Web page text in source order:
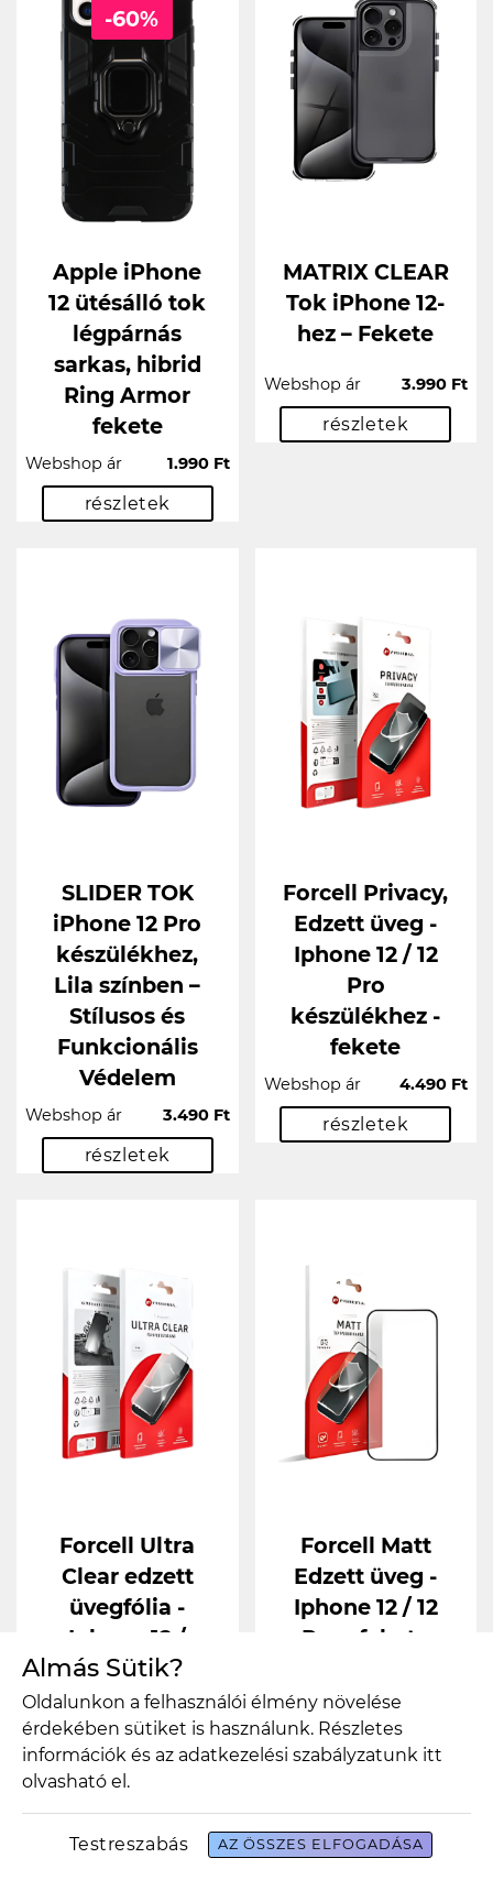
-60%
Apple iPhone
12 ütésálló tok
légpárnás
sarkas, hibrid
Ring Armor
fekete
Webshop ár 1.990 Ft
részletek
MATRIX CLEAR
Tok iPhone 12-
hez – Fekete
Webshop ár 3.990 Ft
részletek
SLIDER TOK
iPhone 12 Pro
készülékhez,
Lila színben –
Stílusos és
Funkcionális
Védelem
Webshop ár 3.490 Ft
részletek
Forcell Privacy,
Edzett üveg -
Iphone 12 / 12
Pro
készülékhez -
fekete
Webshop ár 4.490 Ft
részletek
Forcell Ultra
Clear edzett
üvegfólia -
Iphone 12 /
Iphone 12 Pro
(fekete)
Webshop ár 4.490 Ft
részletek
Forcell Matt
Edzett üveg -
Iphone 12 / 12
Pro - fekete
részletek
Almás Sütik?
Oldalunkon a felhasználói élmény növelése
érdekében sütiket is használunk. Részletes
információk és az adatkezelési szabályzatunk itt
olvasható el.
Testreszabás AZ ÖSSZES ELFOGADÁSA